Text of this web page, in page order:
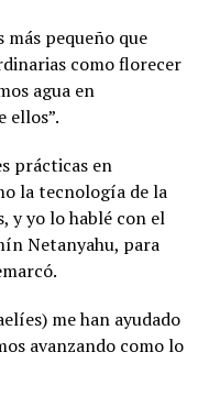
más pequeño que
como florecer
agua en
ellos”.
prácticas en
la tecnología de la
y yo lo hablé con el
Netanyahu, para
me han ayudado
avanzando como lo